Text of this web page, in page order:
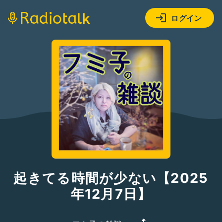
ログイン
起きてる時間が少ない【2025
年12月7日】